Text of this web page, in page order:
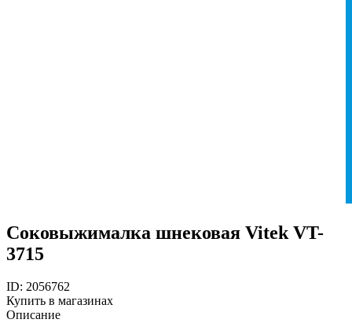
Соковыжималка шнековая Vitek VT-
3715
ID: 2056762
Купить в магазинах
Описание